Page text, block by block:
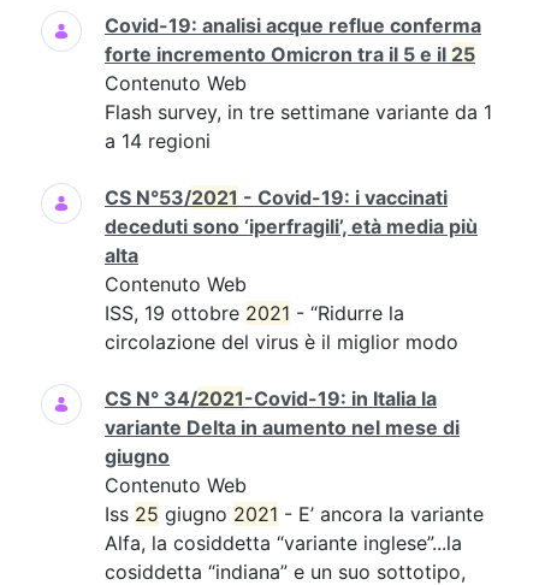
Ricerca
Covid-19: analisi acque reflue conferma
forte incremento Omicron tra il 5 e il 25
Contenuto Web
Flash survey, in tre settimane variante da 1
a 14 regioni
CS N°53/2021 - Covid-19: i vaccinati
deceduti sono ‘iperfragili’, età media più
alta
Contenuto Web
ISS, 19 ottobre 2021 - “Ridurre la
circolazione del virus è il miglior modo
CS N° 34/2021-Covid-19: in Italia la
variante Delta in aumento nel mese di
giugno
Contenuto Web
Iss 25 giugno 2021 - E’ ancora la variante
Alfa, la cosiddetta “variante inglese”...la
cosiddetta “indiana” e un suo sottotipo,